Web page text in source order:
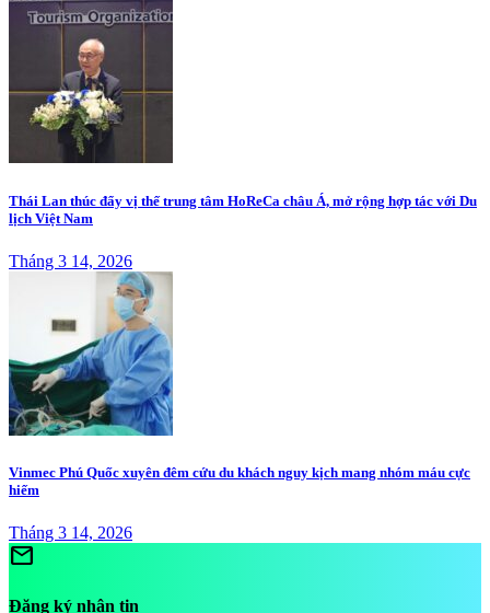
Thái Lan thúc đẩy vị thế trung tâm HoReCa châu Á, mở rộng hợp tác với Du
lịch Việt Nam
Tháng 3 14, 2026
Vinmec Phú Quốc xuyên đêm cứu du khách nguy kịch mang nhóm máu cực
hiếm
Tháng 3 14, 2026
mail
Đăng ký nhận tin